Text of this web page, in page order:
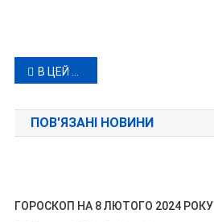
Навігація
записів
В ЦЕЙ ДЕНЬ 13 КВІТНЯ СЬОГОДНІ ТА МИНУЛОМУ
ПОВ'ЯЗАНІ НОВИНИ
ГОРОСКОП НА 8 ЛЮТОГО 2024 РОКУ